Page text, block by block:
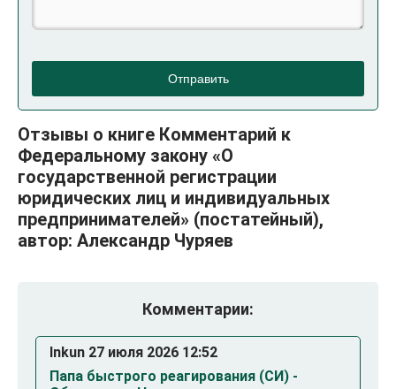
Отправить
Отзывы о книге Комментарий к
Федеральному закону «О
государственной регистрации
юридических лиц и индивидуальных
предпринимателей» (постатейный),
автор: Александр Чуряев
Комментарии:
Inkun 27 июля 2026 12:52
Папа быстрого реагирования (СИ) -